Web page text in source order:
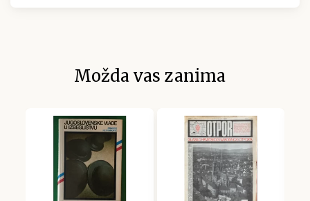
Možda vas zanima